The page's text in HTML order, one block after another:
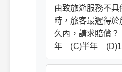
由致旅遊服務不具
時，旅客最遲得
久內，請求賠償
年 (C)半年 (D)1